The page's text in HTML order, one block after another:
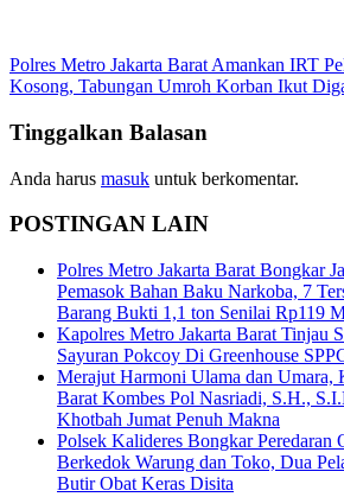
Navigasi
pos
Polres Metro Jakarta Barat Amankan IRT
Kosong, Tabungan Umroh Korban Ikut
Tinggalkan Balasan
Anda harus masuk untuk berkomentar.
POSTINGAN LAIN
Polres Metro Jakarta Barat Bongkar
Pemasok Bahan Baku Narkoba, 7
Barang Bukti 1,1 ton Senilai Rp119
Kapolres Metro Jakarta Barat Tinjau
Sayuran Pokcoy Di Greenhouse
Merajut Harmoni Ulama dan Umara,
Barat Kombes Pol Nasriadi, S.H.,
Khotbah Jumat Penuh Makna
Polsek Kalideres Bongkar Peredaran
Berkedok Warung dan Toko, Dua
Butir Obat Keras Disita